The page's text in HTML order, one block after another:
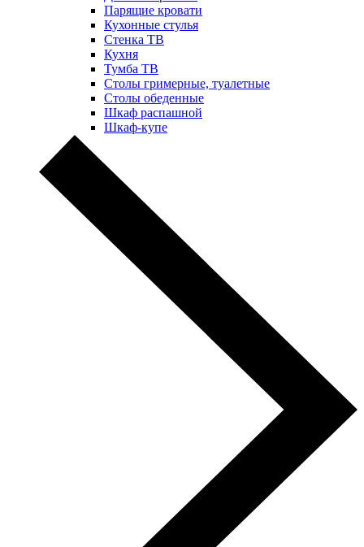
Парящие кровати
Кухонные стулья
Стенка ТВ
Кухня
Тумба ТВ
Столы гримерные, туалетные
Столы обеденные
Шкаф распашной
Шкаф-купе